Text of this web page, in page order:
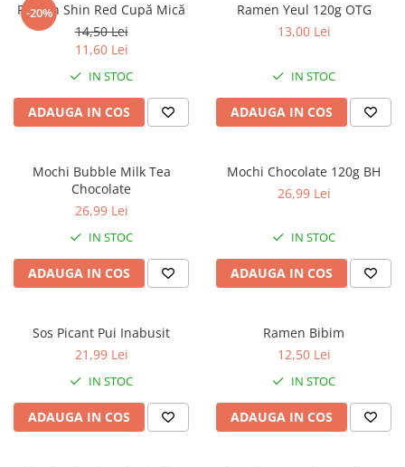
-20%
Ramen Shin Red Cupă Mică
14,50 Lei
11,60 Lei
IN STOC
ADAUGA IN COS
Ramen Yeul 120g OTG
13,00 Lei
IN STOC
ADAUGA IN COS
Mochi Bubble Milk Tea
Chocolate
26,99 Lei
IN STOC
ADAUGA IN COS
Mochi Chocolate 120g BH
26,99 Lei
IN STOC
ADAUGA IN COS
Sos Picant Pui Inabusit
21,99 Lei
IN STOC
ADAUGA IN COS
Ramen Bibim
12,50 Lei
IN STOC
ADAUGA IN COS